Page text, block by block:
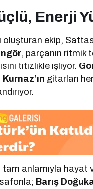
Enerji
oluşturan ekip,
, parçanın ritmik
titizlikle işliyor.
Kurnaz’ın gitarları
tam anlamıyla hayat
Barış